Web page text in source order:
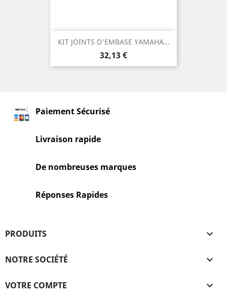
KIT JOINTS D'EMBASE YAMAHA...
Prix
32,13 €
Paiement Sécurisé
Livraison rapide
De nombreuses marques
Réponses Rapides
PRODUITS 
NOTRE SOCIÉTÉ 
VOTRE COMPTE 